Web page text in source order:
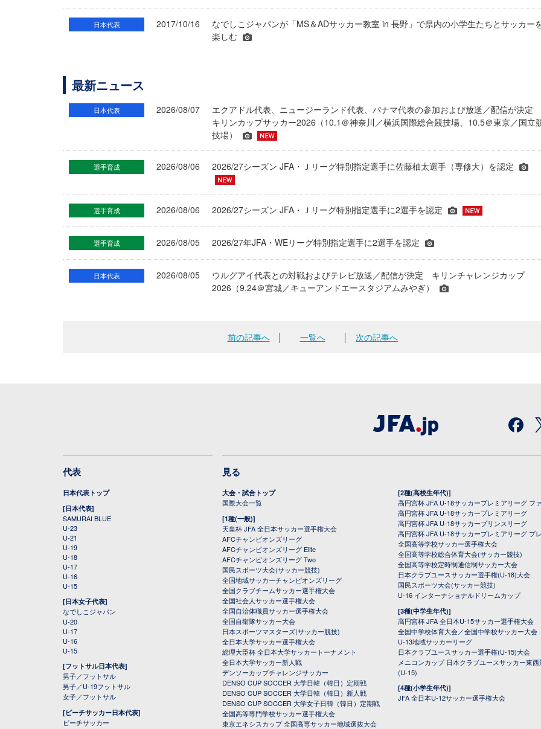
日本代表 2017/10/16
なでしこジャパンが「MS＆ADサッカー教室 in 長野」で県内の小学生たちとサッカー
楽しむ
最新ニュース
日本代表 2026/08/07
エクアドル代表、ニュージーランド代表、パナマ代表の参加および放送／配信が決定
キリンカップサッカー2026（10.1＠神奈川／横浜国際総合競技場、10.5＠東京／国立
技場）
選手育成 2026/08/06 2026/27シーズン JFA・Ｊリーグ特別指定選手に佐藤柚太選手（専修大）を認定
選手育成 2026/08/06 2026/27シーズン JFA・Ｊリーグ特別指定選手に2選手を認定
選手育成 2026/08/05 2026/27年JFA・WEリーグ特別指定選手に2選手を認定
日本代表 2026/08/05
ウルグアイ代表との対戦およびテレビ放送／配信が決定 キリンチャレンジカップ
2026（9.24＠宮城／キューアンドエースタジアムみやぎ）
前の記事へ│ 一覧へ │ 次の記事へ
代表
日本代表トップ
[日本代表]
SAMURAI BLUE
U-23
U-21
U-19
U-18
U-17
U-16
U-15
[日本女子代表]
なでしこジャパン
U-20
U-17
U-16
U-15
[フットサル日本代表]
男子／フットサル
男子／U-19フットサル
女子／フットサル
[ビーチサッカー日本代表]
ビーチサッカー
見る
大会・試合トップ
国際大会一覧
[1種(一般)]
天皇杯 JFA 全日本サッカー選手権大会
AFCチャンピオンズリーグ
AFCチャンピオンズリーグ Elite
AFCチャンピオンズリーグ Two
国民スポーツ大会(サッカー競技)
全国地域サッカーチャンピオンズリーグ
全国クラブチームサッカー選手権大会
全国社会人サッカー選手権大会
全国自治体職員サッカー選手権大会
全国自衛隊サッカー大会
日本スポーツマスターズ(サッカー競技)
全日本大学サッカー選手権大会
総理大臣杯 全日本大学サッカートーナメント
全日本大学サッカー新人戦
デンソーカップチャレンジサッカー
DENSO CUP SOCCER 大学日韓（韓日）定期戦
DENSO CUP SOCCER 大学日韓（韓日）新人戦
DENSO CUP SOCCER 大学女子日韓（韓日）定期戦
全国高等専門学校サッカー選手権大会
東京エネシスカップ 全国高専サッカー地域選抜大会
[2種(高校生年代)]
高円宮杯 JFA U-18サッカープレミアリーグ フ
高円宮杯 JFA U-18サッカープレミアリーグ
高円宮杯 JFA U-18サッカープリンスリーグ
高円宮杯 JFA U-18サッカープレミアリーグ プ
全国高等学校サッカー選手権大会
全国高等学校総合体育大会(サッカー競技)
全国高等学校定時制通信制サッカー大会
日本クラブユースサッカー選手権(U-18)大会
国民スポーツ大会(サッカー競技)
U-16 インターナショナルドリームカップ
[3種(中学生年代)]
高円宮杯 JFA 全日本U-15サッカー選手権大会
全国中学校体育大会／全国中学校サッカー大会
U-13地域サッカーリーグ
日本クラブユースサッカー選手権(U-15)大会
メニコンカップ 日本クラブユースサッカー東
(U-15)
[4種(小学生年代)]
JFA 全日本U-12サッカー選手権大会